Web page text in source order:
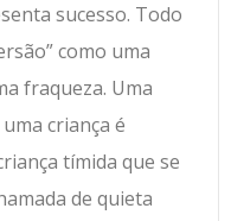
sucesso. Todo
como uma
fraqueza. Uma
criança é
tímida que se
de quieta